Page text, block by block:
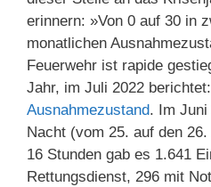
erinnern: »Von 0 auf 30 in
monatlichen
Feuerwehr ist rapide
Jahr, im Juli 2022 berichtet:
Ausnahmezustand. Im Juni
Nacht (vom 25. auf den
16 Stunden gab es 1.641
Rettungsdienst, 296 mit